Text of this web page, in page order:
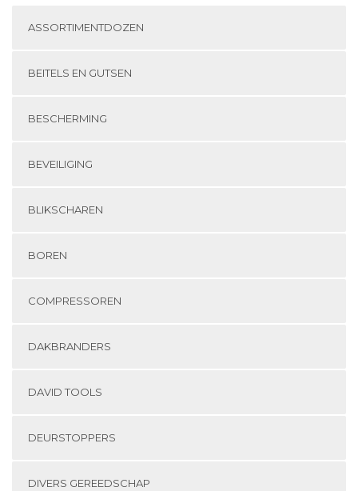
ASSORTIMENTDOZEN
BEITELS EN GUTSEN
BESCHERMING
BEVEILIGING
BLIKSCHAREN
BOREN
COMPRESSOREN
DAKBRANDERS
DAVID TOOLS
DEURSTOPPERS
DIVERS GEREEDSCHAP